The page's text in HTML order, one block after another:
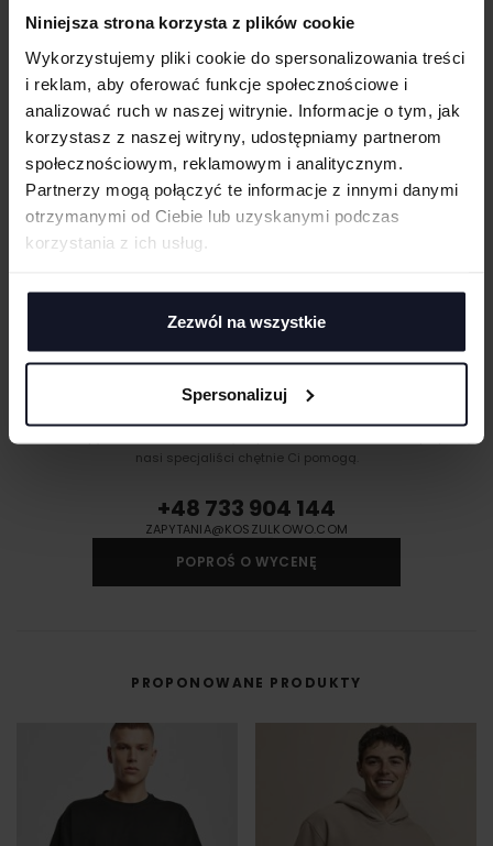
Niniejsza strona korzysta z plików cookie
Wykorzystujemy pliki cookie do spersonalizowania treści
i reklam, aby oferować funkcje społecznościowe i
analizować ruch w naszej witrynie. Informacje o tym, jak
korzystasz z naszej witryny, udostępniamy partnerom
społecznościowym, reklamowym i analitycznym.
Partnerzy mogą połączyć te informacje z innymi danymi
otrzymanymi od Ciebie lub uzyskanymi podczas
korzystania z ich usług.
Zezwól na wszystkie
Spersonalizuj
Szwy boczne
CERTYFIKATY
TECHNIKI ZDOBIENIA
wyniku otrzymujemy charakterystyczne, trójwymiarowe wzory.
Sitodruk
większych seriach. Idealny do koszulek, bluz i odzieży firmowej,
eventowej oraz merchu.
torbach, parasolach, odzieży roboczej i innych tekstyliach.
Druk cyfrowy (DTG - Direct to Gourment) to metoda zdobienia,
umożliwiająca na bezpośredni nadruk z pliku cyfrowego na odzieży lub
FILM - https://www.youtube.com/watch?v=hQHB5Np5ooY
WGRAJ GRAFIKĘ
UWAGI
DODAJ
MASZ PYTANIA? ZAPYTAJ SPECJALISTĘ
nasi specjaliści chętnie Ci pomogą.
+48 733 904 144
ZAPYTANIA@KOSZULKOWO.COM
POPROŚ O WYCENĘ
PROPONOWANE PRODUKTY